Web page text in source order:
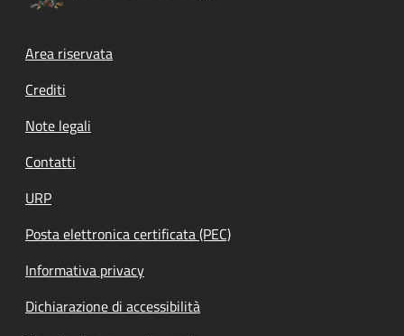
Footer menu
Area riservata
Crediti
Note legali
Contatti
URP
Posta elettronica certificata (PEC)
Informativa privacy
Dichiarazione di accessibilità